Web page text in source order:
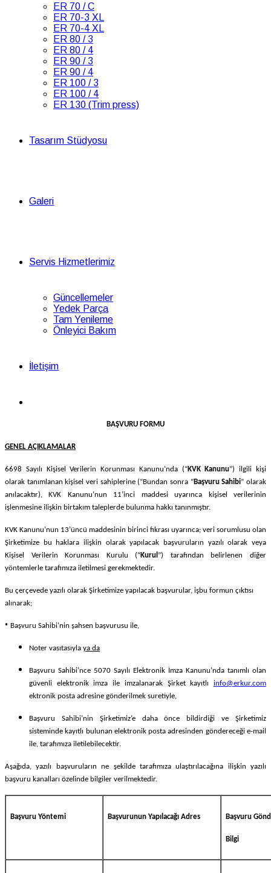
ER 70 / C
ER 70-3 XL
ER 70-4 XL
ER 80 / 3
ER 80 / 4
ER 90 / 3
ER 90 / 4
ER 100 / 3
ER 100 / 4
ER 130 (Trim press)
Tasarım Stüdyosu
Galeri
Servis Hizmetlerimiz
Güncellemeler
Yedek Parça
Tam Yenileme
Önleyici Bakım
İletişim
BAŞVURU FORMU
GENEL AÇIKLAMALAR
6698 Sayılı Kişisel Verilerin Korunması Kanunu’nda (“KVK Kanunu”) ilgili kişi
olarak tanımlanan kişisel veri sahiplerine (“Bundan sonra “Başvuru Sahibi” olarak
anılacaktır), KVK Kanunu’nun 11’inci maddesi uyarınca kişisel verilerinin
işlenmesine ilişkin birtakım taleplerde bulunma hakkı tanınmıştır.
KVK Kanunu’nun 13’üncü maddesinin birinci fıkrası uyarınca; veri sorumlusu olan
Şirketimize bu haklara ilişkin olarak yapılacak başvuruların yazılı olarak veya
Kişisel Verilerin Korunması Kurulu (“Kurul ”) tarafından belirlenen diğer
yöntemlerle tarafımıza iletilmesi gerekmektedir.
Bu çerçevede yazılı olarak Şirketimize yapılacak başvurular, işbu formun çıktısı
alınarak;
• Başvuru Sahibi’nin şahsen başvurusu ile,
Noter vasıtasıyla ya da
Başvuru Sahibi’nce 5070 Sayılı Elektronik İmza Kanunu’nda tanımlı olan
güvenli elektronik imza ile imzalanarak Şirket kayıtlı info@erkur.com
ektronik posta adresine gönderilmek suretiyle,
Başvuru Sahibi’nin Şirketimiz’e daha önce bildirdiği ve Şirketimiz
sisteminde kayıtlı bulunan elektronik posta adresinden göndereceği e-mail
ile, tarafımıza iletilebilecektir.
Aşağıda, yazılı başvuruların ne şekilde tarafımıza ulaştırılacağına ilişkin yazılı
başvuru kanalları özelinde bilgiler verilmektedir.
Başvuru Yöntemi Başvurunun Yapılacağı Adres Başvuru
Bilgi